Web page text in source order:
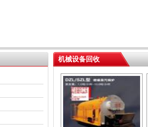
机械设备回收